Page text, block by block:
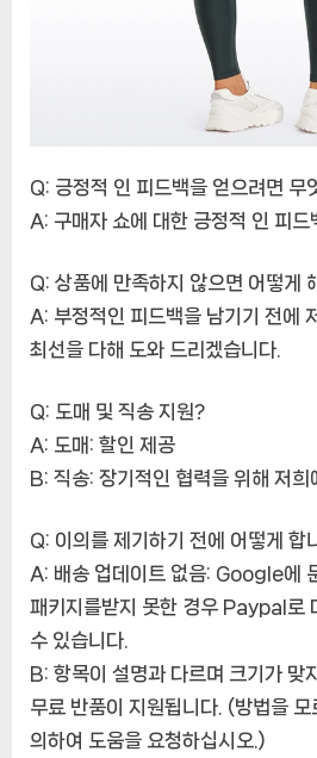
Q: 긍정적 인 피드백을 얻으려면 무
A: 구매자 쇼에 대한 긍정적 인 피
Q: 상품에 만족하지 않으면 어떻게
A: 부정적인 피드백을 남기기 전에
최선을 다해 도와 드리겠습니다.
Q: 도매 및 직송 지원?
A: 도매: 할인 제공
B: 직송: 장기적인 협력을 위해 저희
Q: 이의를 제기하기 전에 어떻게 합
A: 배송 업데이트 없음: Google에
패키지를받지 못한 경우 Paypal로
수 있습니다.
B: 항목이 설명과 다르며 크기가 맞
무료 반품이 지원됩니다. (방법을
의하여 도움을 요청하십시오.)